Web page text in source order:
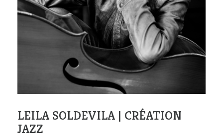
LEILA SOLDEVILA | CRÉATION
JAZZ